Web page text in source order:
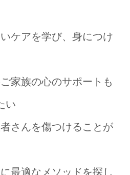
ケアを学び、身につけ
家族の心のサポートも
い
さんを傷つけることが
最適なメソッドを探し